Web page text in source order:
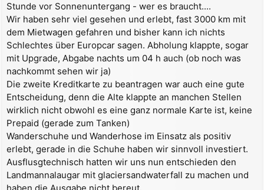
Stunde vor Sonnenuntergang - wer es braucht....
Wir haben sehr viel gesehen und erlebt, fast 3000 km mit
dem Mietwagen gefahren und bisher kann ich nichts
Schlechtes über Europcar sagen. Abholung klappte, sogar
mit Upgrade, Abgabe nachts um 04 h auch (ob noch was
nachkommt sehen wir ja)
Die zweite Kreditkarte zu beantragen war auch eine gute
Entscheidung, denn die Alte klappte an manchen Stellen
wirklich nicht obwohl es eine ganz normale Karte ist, keine
Prepaid (gerade zum Tanken)
Wanderschuhe und Wanderhose im Einsatz als positiv
erlebt, gerade in die Schuhe haben wir sinnvoll investiert.
Ausflusgtechnisch hatten wir uns nun entschieden den
Landmannalaugar mit glaciersandwaterfall zu machen und